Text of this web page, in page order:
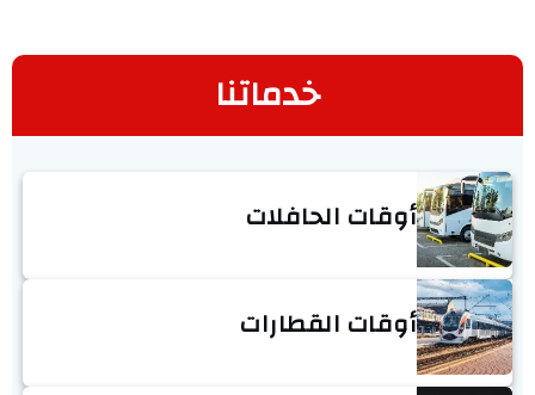
خدماتنا
أوقات الحافلات
أوقات القطارات